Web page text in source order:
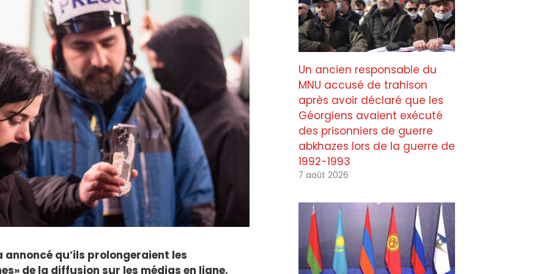
qu’ils prolongeraient les
de la diffusion sur les médias en ligne.
Un ancien responsable du
MNU accusé de trahison
après avoir déclaré que les
Géorgiens avaient exécuté
des prisonniers de guerre
abkhazes lors de la guerre de
1992-1993
7 août 2026